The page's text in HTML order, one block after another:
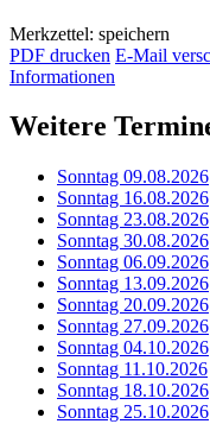
Merkzettel: speichern
PDF drucken E-Mail
Informationen
Weitere
Sonntag 09.08.2026
Sonntag 16.08.2026
Sonntag 23.08.2026
Sonntag 30.08.2026
Sonntag 06.09.2026
Sonntag 13.09.2026
Sonntag 20.09.2026
Sonntag 27.09.2026
Sonntag 04.10.2026
Sonntag 11.10.2026
Sonntag 18.10.2026
Sonntag 25.10.2026